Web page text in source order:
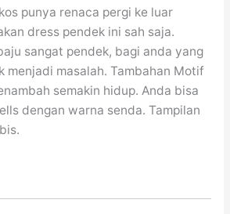
punya renaca pergi ke luar
dress pendek ini sah saja.
sangat pendek, bagi anda yang
menjadi masalah. Tambahan Motif
semakin hidup. Anda bisa
dengan warna senda. Tampilan